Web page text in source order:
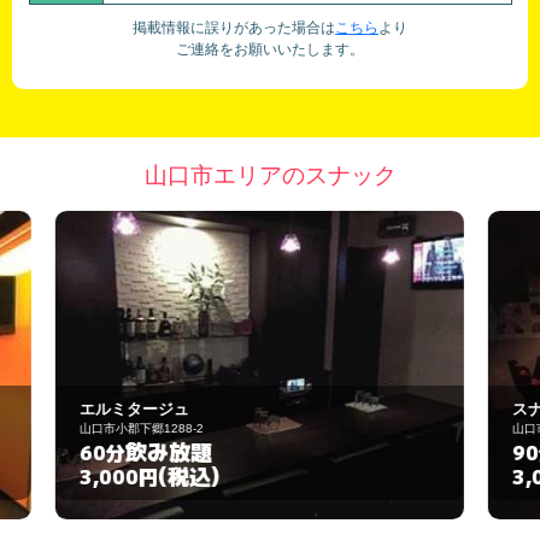
掲載情報に誤りがあった場合はこちら より
ご連絡をお願いいたします。
山口市エリアのスナック
スナック ミンク
山口市小郡下郷1253-7
90分飲み放題
3,000円(税込)